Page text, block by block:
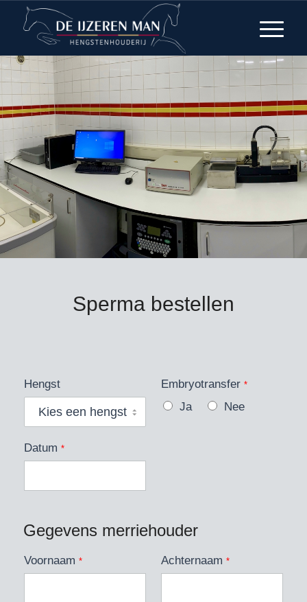
Sperma bestellen
Hengst Embryotransfer *
Ja Nee
Datum *
Gegevens merriehouder
Voornaam * Achternaam *